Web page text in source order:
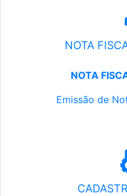
NOTA
NOTA
Emissão de